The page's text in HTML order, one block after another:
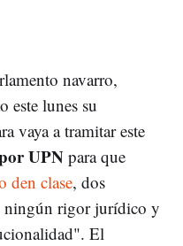
navarro,
este lunes su
vaya a tramitar este
UPN para que
den clase, dos
ningún rigor jurídico y
El